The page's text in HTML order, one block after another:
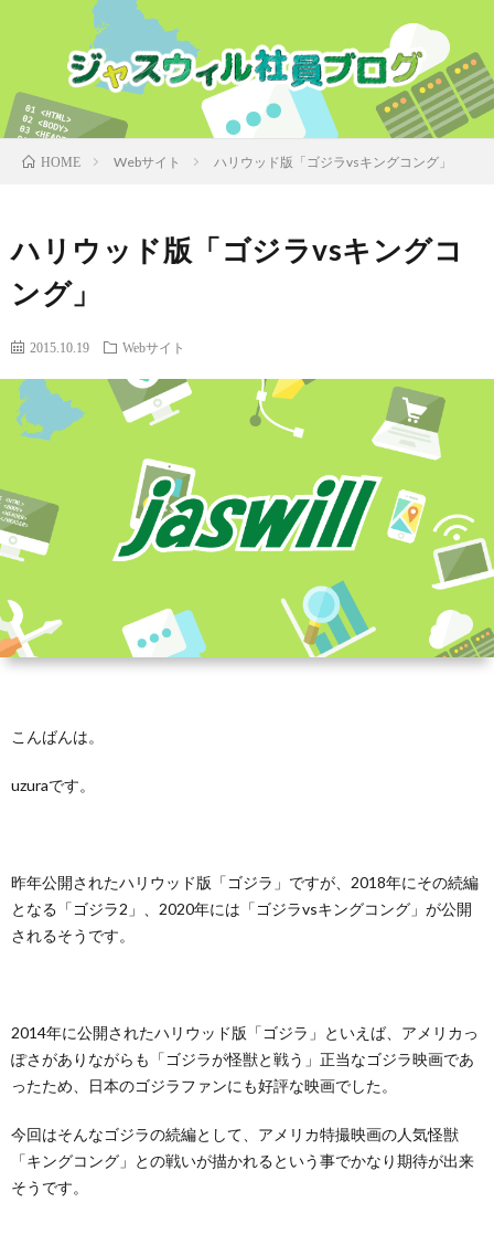
HOME Webサイト ハリウッド版「ゴジラvsキングコング」
ハリウッド版「ゴジラvsキングコ
ング」
2015.10.19 Webサイト
こんばんは。
uzuraです。
昨年公開されたハリウッド版「ゴジラ」ですが、2018年にその続編
となる「ゴジラ2」、2020年には「ゴジラvsキングコング」が公開
されるそうです。
2014年に公開されたハリウッド版「ゴジラ」といえば、アメリカっ
ぽさがありながらも「ゴジラが怪獣と戦う」正当なゴジラ映画であ
ったため、日本のゴジラファンにも好評な映画でした。
今回はそんなゴジラの続編として、アメリカ特撮映画の人気怪獣
「キングコング」との戦いが描かれるという事でかなり期待が出来
そうです。